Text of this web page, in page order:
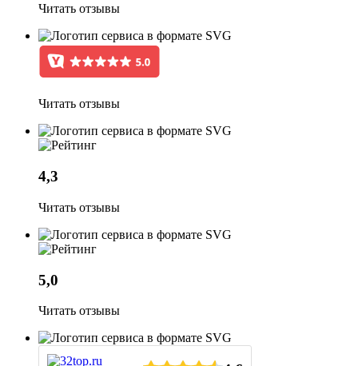
Читать отзывы
Читать отзывы
4,3
Читать отзывы
5,0
Читать отзывы